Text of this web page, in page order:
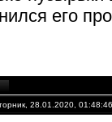
его
28.01.2020,